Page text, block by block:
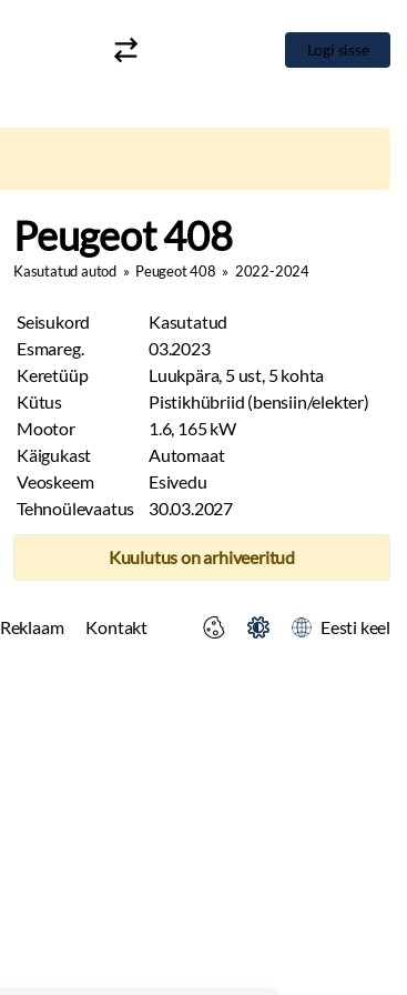
Logi sisse
Peugeot 408
Kasutatud autod » Peugeot 408 » 2022-2024
Seisukord
Kasutatud
Esmareg.
03.2023
Keretüüp
Luukpära, 5 ust, 5 kohta
Kütus
Pistikhübriid (bensiin/elekter)
Mootor
1.6, 165 kW
Käigukast
Automaat
Veoskeem
Esivedu
Tehnoülevaatus
30.03.2027
Kuulutus on arhiveeritud
Reklaam Kontakt Eesti keel